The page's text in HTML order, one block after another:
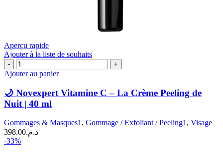
Aperçu rapide
Ajouter à la liste de souhaits
quantité
de
Novexpert
Vitamine
C
La
Crème
Peeling
Ajouter au panier
🌙 Novexpert Vitamine C – La Crème Peeling de
Nuit | 40 ml
Gommages & Masques1 , Gommage / Exfoliant / Peeling1 , Visage
د.م.398.00
-33%